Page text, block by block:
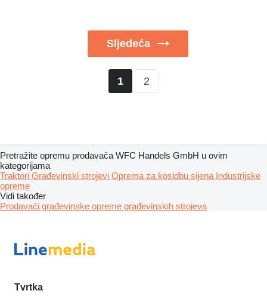
Sljedeća
1 2
Pretražite opremu prodavača WFC Handels GmbH u ovim
kategorijama
Traktori Građevinski strojevi Oprema za kosidbu sijena Industrijske
opreme
Vidi također
Prodavači građevinske opreme građevinskih strojeva
Tvrtka